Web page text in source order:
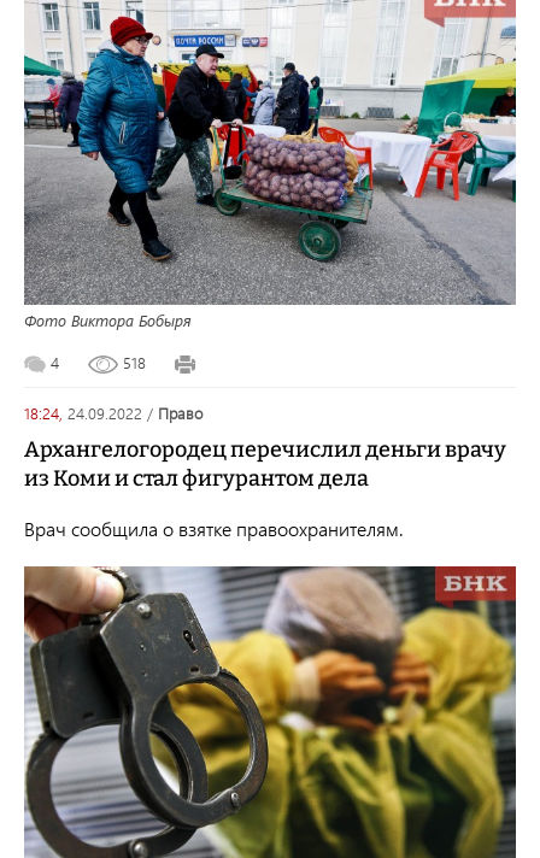
Фото Виктора Бобыря
4 518
18:24, 24.09.2022 / право
Архангелогородец перечислил деньги врачу
из Коми и стал фигурантом дела
Врач сообщила о взятке правоохранителям.